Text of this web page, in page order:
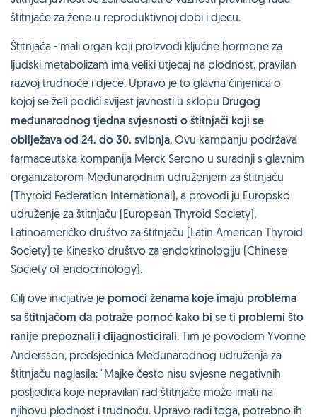
štitnjače za žene u reproduktivnoj dobi i djecu.
Štitnjača - mali organ koji proizvodi ključne hormone za
ljudski metabolizam ima veliki utjecaj na plodnost, pravilan
razvoj trudnoće i djece. Upravo je to glavna činjenica o
kojoj se želi podići svijest javnosti u sklopu Drugog
međunarodnog tjedna svjesnosti o štitnjači koji se
obilježava od 24. do 30. svibnja. Ovu kampanju podržava
farmaceutska kompanija Merck Serono u suradnji s glavnim
organizatorom Međunarodnim udruženjem za štitnjaču
(Thyroid Federation International), a provodi ju Europsko
udruženje za štitnjaču (European Thyroid Society),
Latinoameričko društvo za štitnjaču (Latin American Thyroid
Society) te Kinesko društvo za endokrinologiju (Chinese
Society of endocrinology).
Cilj ove inicijative je pomoći ženama koje imaju problema
sa štitnjačom da potraže pomoć kako bi se ti problemi što
ranije prepoznali i dijagnosticirali. Tim je povodom Yvonne
Andersson, predsjednica Međunarodnog udruženja za
štitnjaču naglasila: "Majke često nisu svjesne negativnih
posljedica koje nepravilan rad štitnjače može imati na
njihovu plodnost i trudnoću. Upravo radi toga, potrebno ih